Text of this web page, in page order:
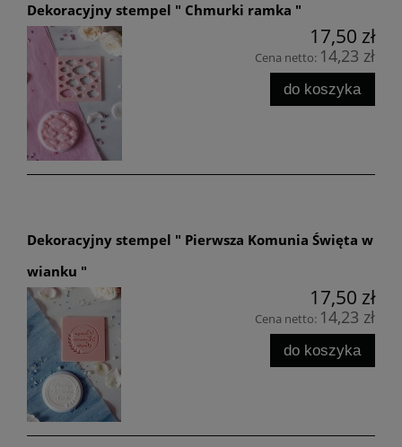
Dekoracyjny stempel " Chmurki ramka "
17,50 zł
Cena netto: 14,23 zł
do koszyka
Dekoracyjny stempel " Pierwsza Komunia Święta w
wianku "
17,50 zł
Cena netto: 14,23 zł
do koszyka